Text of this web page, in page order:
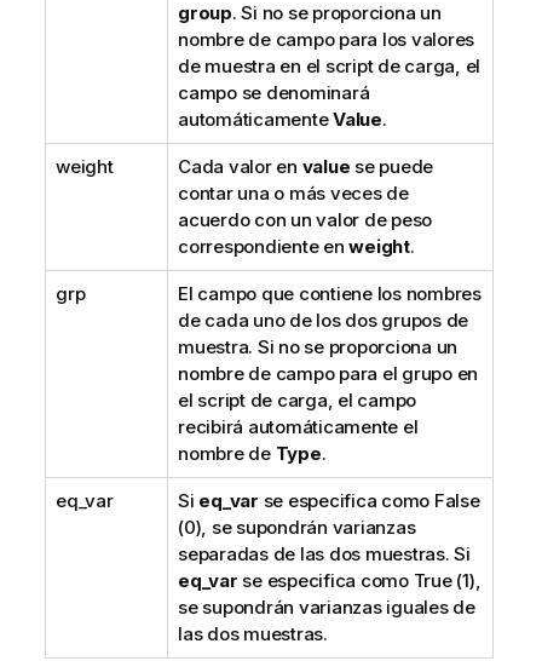
group. Si no se proporciona un
nombre de campo para los valores
de muestra en el script de carga, el
campo se denominará
automáticamenteValue.
weight Cada valor en value se puede
contar una o más veces de
acuerdo con un valor de peso
correspondiente enweight.
grp
El campo que contiene los nombres
de cada uno de los dos grupos de
muestra. Si no se proporciona un
nombre de campo para el grupo en
el script de carga, el campo
recibirá automáticamente el
nombre de Type.
eq_var Si eq_var se especifica como False
(0), se supondrán varianzas
separadas de las dos muestras. Si
eq_var se especifica como True(1),
se supondrán varianzas iguales de
las dos muestras.